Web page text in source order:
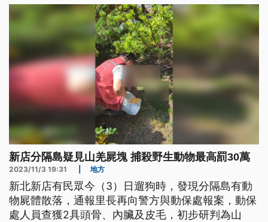
新店分隔島疑見山羌屍塊 捕殺野生動物最高罰30萬
2023/11/3 19:31 地方
新北新店有民眾今（3）日遛狗時，發現分隔島有動
物屍體散落，通報里長再向警方與動保處報案，動保
處人員查獲2具頭骨、內臟及皮毛，初步研判為山